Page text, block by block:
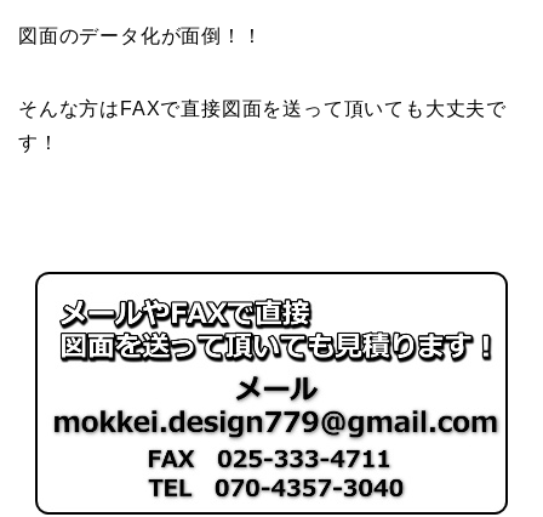
図面のデータ化が面倒！！
そんな方はFAXで直接図面を送って頂いても大丈夫で
す！